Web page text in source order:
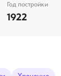
Год постройки
1922